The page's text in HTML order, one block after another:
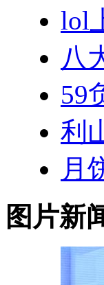
lol
八
59
利
月
图片新